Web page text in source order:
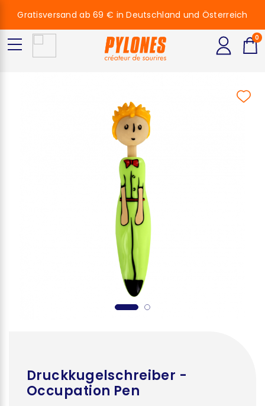
Druckkugelschreiber -
Occupation Pen
Gratisversand ab 69 € in Deutschland und Österreich
0